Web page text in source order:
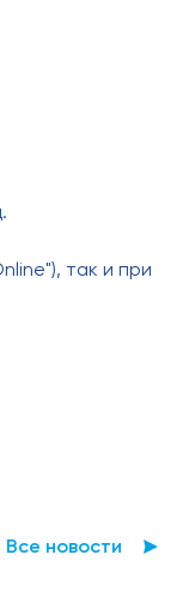
так и при
Все новости